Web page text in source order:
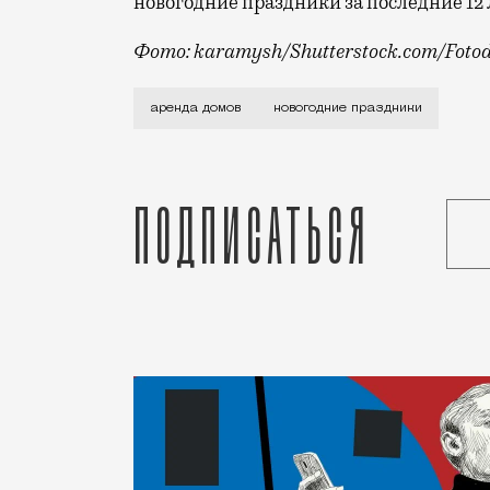
Фото: karamysh/Shutterstock.com/
В Подмосковье аренда загородных
аренда домов новогодние праздники
Подписаться
Город